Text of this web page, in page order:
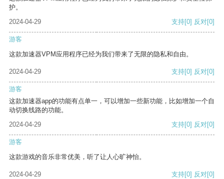
护。
2024-04-29
支持[0] 反对[0]
游客
这款加速器VPM应用程序已经为我们带来了无限的隐私和自由。
2024-04-29 支持[0] 反对[0]
游客
这款加速器app的功能有点单一，可以增加一些新功能，比如增加一个自
动切换线路的功能。
2024-04-29
支持[0] 反对[0]
游客
这款游戏的音乐非常优美，听了让人心旷神怡。
2024-04-29 支持[0] 反对[0]